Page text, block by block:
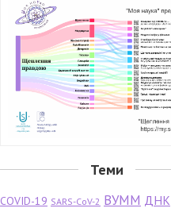
Теми
COVID-19 SARS-CoV-2 ВУММ ДНК